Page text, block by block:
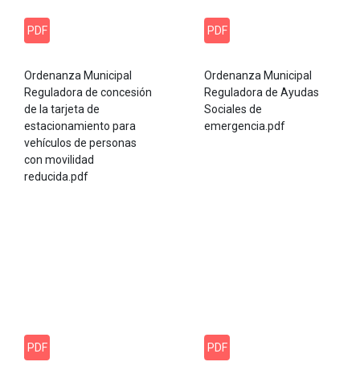
PDF
Ordenanza Municipal
Reguladora de concesión
de la tarjeta de
estacionamiento para
vehículos de personas
con movilidad
reducida.pdf
PDF
Ordenanza Municipal
Reguladora de Ayudas
Sociales de
emergencia.pdf
PDF PDF